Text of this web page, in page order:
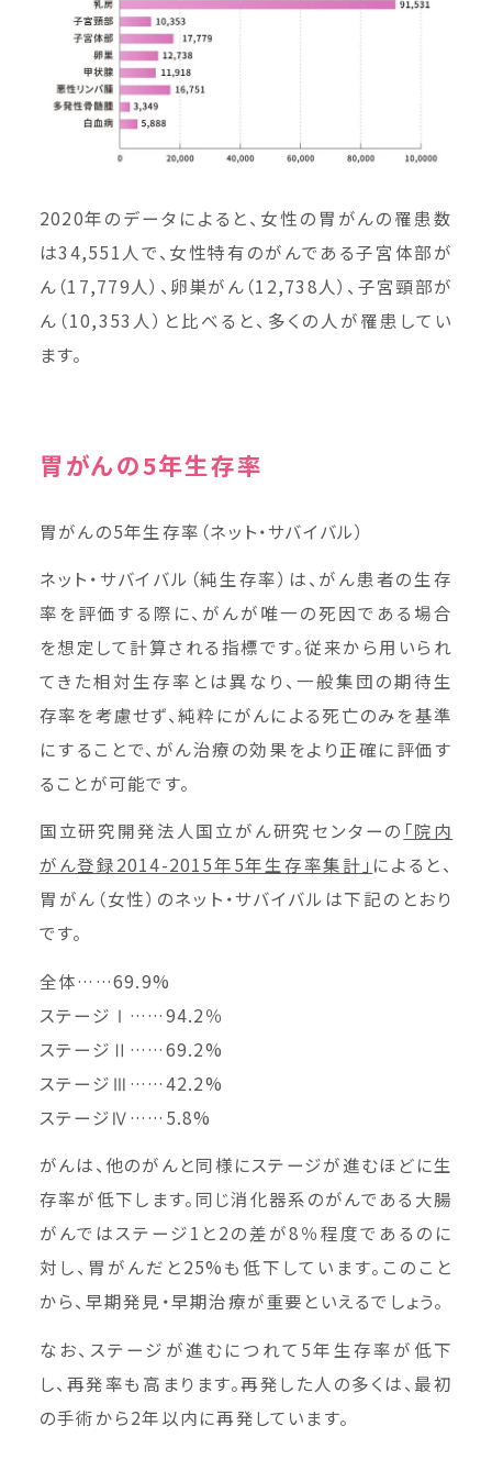
2020年のデータによると、女性の胃がんの罹患数
は34,551人で、女性特有のがんである子宮体部が
ん（17,779人）、卵巣がん（12,738人）、子宮頸部が
ん（10,353人）と比べると、多くの人が罹患してい
ます。
胃がんの5年生存率
胃がんの5年生存率（ネット・サバイバル）
ネット・サバイバル（純生存率）は、がん患者の生存
率を評価する際に、がんが唯一の死因である場合
を想定して計算される指標です。従来から用いられ
てきた相対生存率とは異なり、一般集団の期待生
存率を考慮せず、純粋にがんによる死亡のみを基準
にすることで、がん治療の効果をより正確に評価す
ることが可能です。
国立研究開発法人国立がん研究センターの 「院内
がん登録2014-2015年5年生存率集計」 によると、
胃がん（女性）のネット・サバイバルは下記のとおり
です。
全体……69.9%
ステージⅠ……94.2％
ステージⅡ……69.2%
ステージⅢ……42.2%
ステージⅣ……5.8%
がんは、他のがんと同様にステージが進むほどに生
存率が低下します。同じ消化器系のがんである大腸
がんではステージ1と2の差が8％程度であるのに
対し、胃がんだと25%も低下しています。このこと
から、早期発見・早期治療が重要といえるでしょう。
なお、ステージが進むにつれて5年生存率が低下
し、再発率も高まります。再発した人の多くは、最初
の手術から2年以内に再発しています。